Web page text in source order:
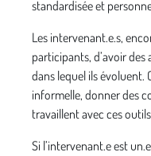
standardisée et
Les intervenant.e.s,
participants, d’avoir
dans lequel ils
informelle, donner des
travaillent avec ces
Si l’intervenant.e est